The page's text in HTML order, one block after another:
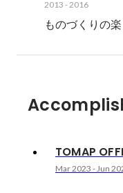
2013 -2016
ものづくりの楽
TOMAP
Mar 2023 -Jun